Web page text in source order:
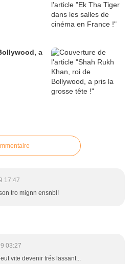
a
17:47
tro mignn ensnbl!
03:27
vite devenir trés lassant...